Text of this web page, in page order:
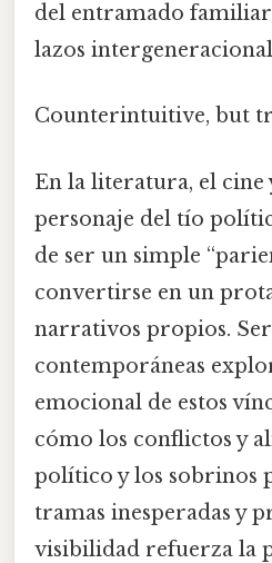
del entramado
lazos
Counterintuitive, but
En la literatura, el cine
personaje del tío
de ser un simple
convertirse en un
narrativos propios.
contemporáneas
emocional de estos
cómo los conflictos y
político y los sobrinos
tramas inesperadas y
visibilidad refuerza la